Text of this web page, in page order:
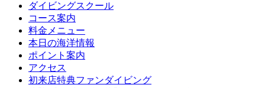
ダイビングスクール
コース案内
料金メニュー
本日の海洋情報
ポイント案内
アクセス
初来店特典ファンダイビング